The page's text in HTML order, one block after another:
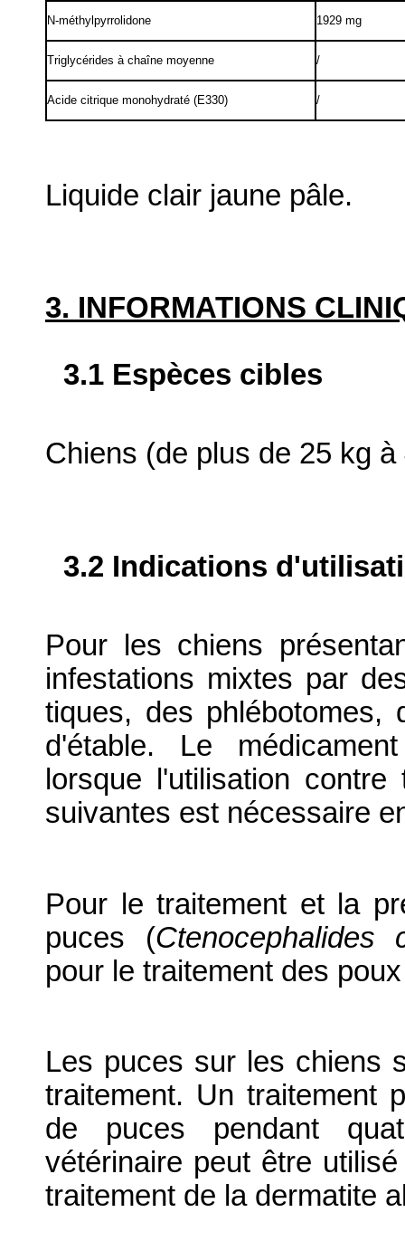
N-méthylpyrrolidone 1929 mg
Triglycérides à chaîne moyenne /
Acide citrique monohydraté (E330) /
Liquide clair jaune pâle.
3. INFORMATIONS
3.1 Espèces cibles
Chiens (de plus de 25 kg à
3.2 Indications
Pour les chiens
infestations mixtes par
tiques, des phlébotomes,
d'étable. Le
lorsque l'utilisation
suivantes est nécessaire
Pour le traitement et la
puces (Ctenocephalides
pour le traitement des
Les puces sur les chiens
traitement. Un traitement
de puces pendant
vétérinaire peut être
traitement de la dermatite